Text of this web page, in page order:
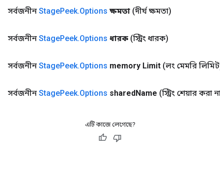
সর্বজনীন StagePeek.Options ক্ষমতা (দীর্ঘ ক্ষমতা)
সর্বজনীন StagePeek.Options ধারক (স্ট্রিং ধারক)
সর্বজনীন StagePeek.Options memory Limit (লং মেমরি
সর্বজনীন StagePeek.Options sharedName (স্ট্রিং শেয়ার করা
এটি কাজে লেগেছে?